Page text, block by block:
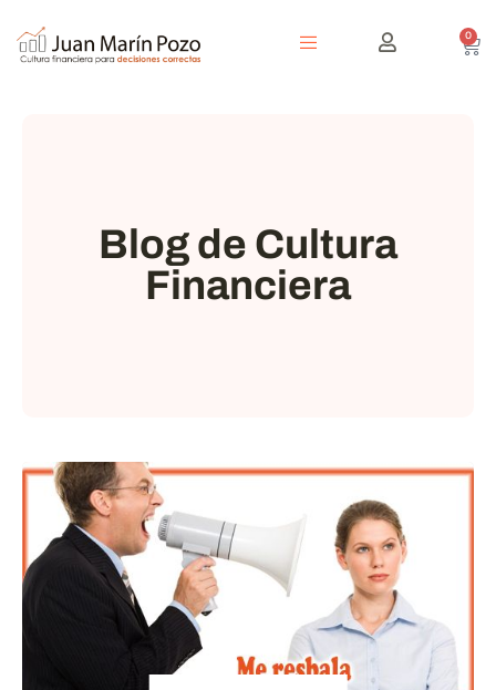
0
Blog de Cultura
Financiera